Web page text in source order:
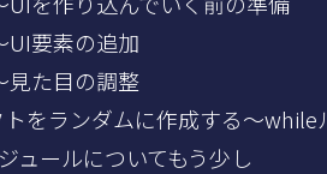
UI要素の追加
見た目の調整
をランダムに作成する～while
ュールについてもう少し